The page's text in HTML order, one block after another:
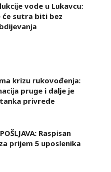
vode u Lukavcu:
će sutra biti bez
krizu rukovođenja:
pruge i dalje je
privrede
Raspisan
prijem 5 uposlenika